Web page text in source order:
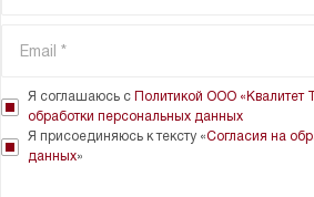
Я соглашаюсь с Политикой ООО «Квалитет
обработки персональных данных
Я присоединяюсь к тексту «Согласия на
данных»